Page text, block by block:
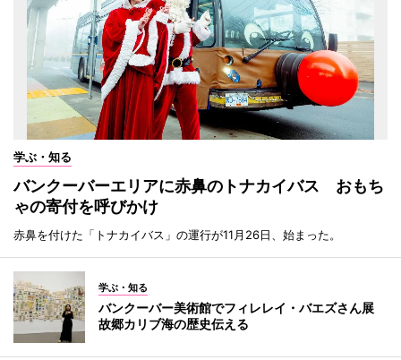
学ぶ・知る
バンクーバーエリアに赤鼻のトナカイバス おもち
ゃの寄付を呼びかけ
赤鼻を付けた「トナカイバス」の運行が11月26日、始まった。
学ぶ・知る
バンクーバー美術館でフィレレイ・バエズさん展
故郷カリブ海の歴史伝える